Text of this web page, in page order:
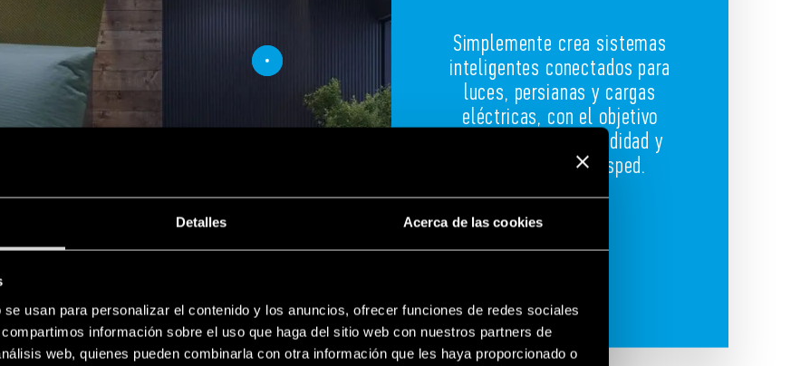
Detalles Acerca de las cookies
usan para personalizar el contenido y los anuncios, ofrecer funciones de redes sociales
información sobre el uso que haga del sitio web con nuestros partners de
web, quienes pueden combinarla con otra información que les haya proporcionado o
Simplemente crea sistemas
inteligentes conectados para
luces, persianas y cargas
eléctricas, con el objetivo
principal de la comodidad y
seguridad del huésped.